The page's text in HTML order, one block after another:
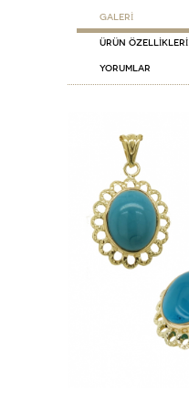
GALERİ
ÜRÜN ÖZELLİKLERİ
Yorumlar